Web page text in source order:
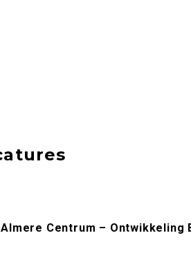
Centrum – Ontwikkeling